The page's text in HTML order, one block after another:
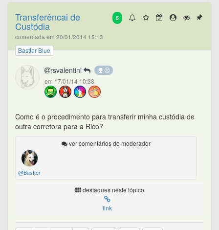
5
Transferêncai de
Custódia
comentada em 20/01/2014 15:13
Bastter Blue
rsvalentini
em 17/01/14 10:38
Como é o procedimento para transferir minha custódia de
outra corretora para a Rico?
ver comentários do moderador
@Bastter
destaques neste tópico
link